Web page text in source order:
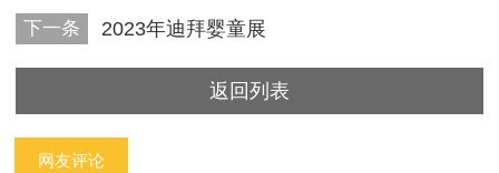
下一条 2023年迪拜婴童展
返回列表
网友评论